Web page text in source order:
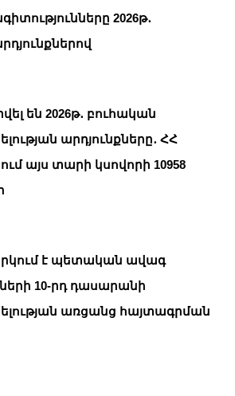
2026թ․
են 2026թ․ բուհական
արդյունքները․ ՀՀ
այս տարի կսովորի 10958
է պետական ավագ
10-րդ դասարանի
առցանց հայտագրման